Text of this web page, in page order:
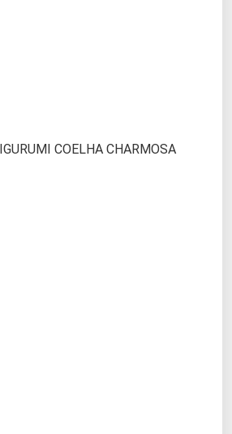
COELHA CHARMOSA